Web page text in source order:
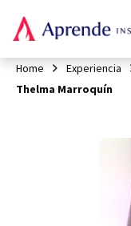
Home Experiencia
Thelma Marroquín